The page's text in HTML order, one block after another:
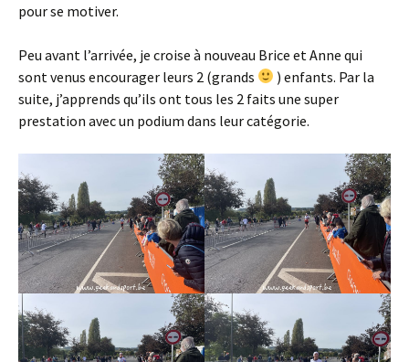
pour se motiver.
Peu avant l’arrivée, je croise à nouveau Brice et Anne qui
sont venus encourager leurs 2 (grands
) enfants. Par la
suite, j’apprends qu’ils ont tous les 2 faits une super
prestation avec un podium dans leur catégorie.